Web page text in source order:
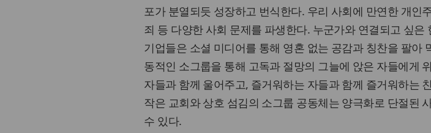
포가 분열되듯 성장하고 번식한다. 우리 사회에 만연한 개인
죄 등 다양한 사회 문제를 파생한다. 누군가와 연결되고 싶은
기업들은 소셜 미디어를 통해 영혼 없는 공감과 칭찬을 팔아
동적인 소그룹을 통해 고독과 절망의 그늘에 앉은 자들에게
자들과 함께 울어주고, 즐거워하는 자들과 함께 즐거워하는
작은 교회와 상호 섬김의 소그룹 공동체는 양극화로 단절된
수 있다.